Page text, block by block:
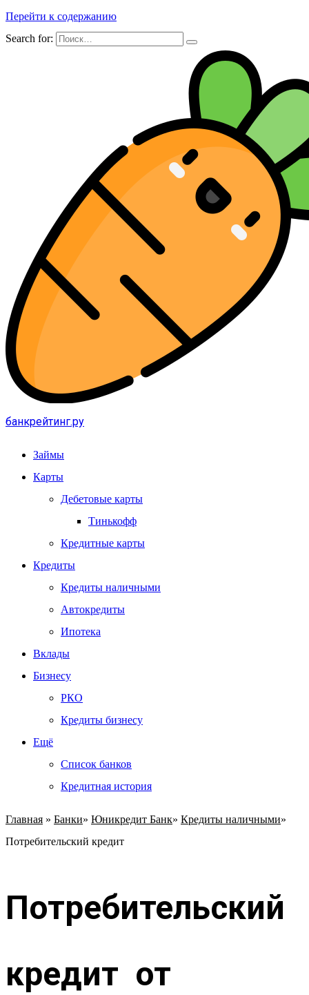
Перейти к содержанию
Search for:
банкрейтинг.ру
Займы
Карты
Дебетовые карты
Тинькофф
Кредитные карты
Кредиты
Кредиты наличными
Автокредиты
Ипотека
Вклады
Бизнесу
РКО
Кредиты бизнесу
Ещё
Список банков
Кредитная история
Главная » Банки» Юникредит Банк» Кредиты наличными»
Потребительский кредит
Потребительский
кредит от